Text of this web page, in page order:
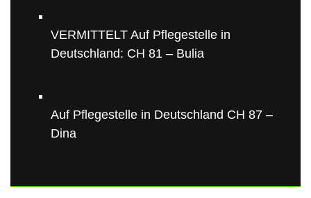
VERMITTELT Auf Pflegestelle in
Deutschland: CH 81 – Bulia
Auf Pflegestelle in Deutschland CH 87 –
Dina